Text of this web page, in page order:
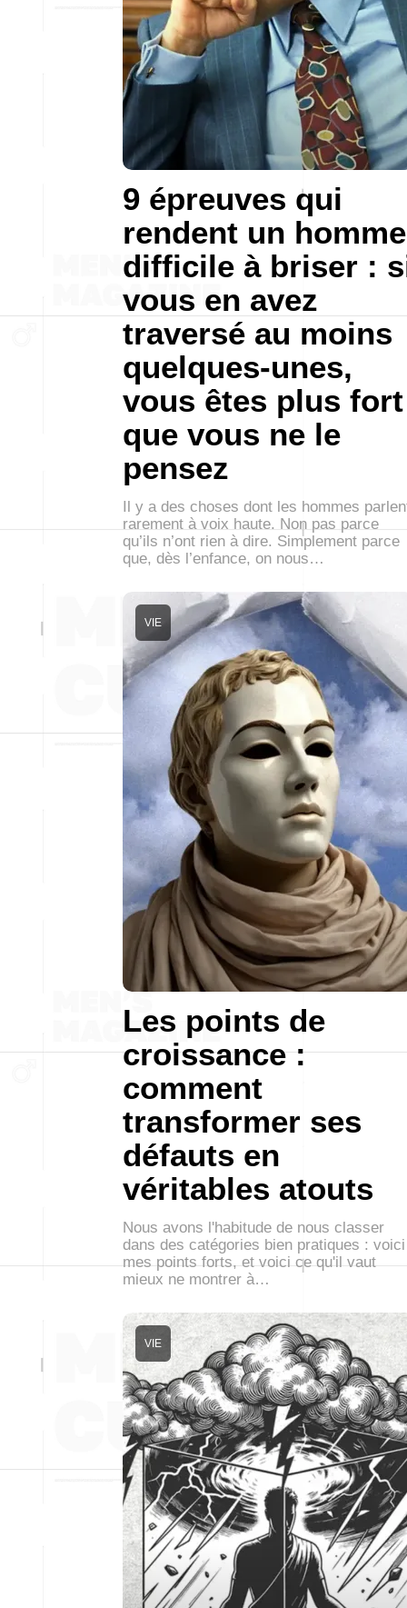
9 épreuves qui
rendent un homme
difficile à briser :
vous en avez
traversé au moins
quelques-unes,
vous êtes plus fort
que vous ne le
pensez
Il y a des choses dont les hommes
rarement à voix haute. Non pas parce
qu’ils n’ont rien à dire. Simplement parce
que, dès l’enfance, on nous…
Les points de
croissance :
comment
transformer ses
défauts en
véritables atouts
VIE
Nous avons l'habitude de nous classer
dans des catégories bien pratiques : voici
mes points forts, et voici ce qu'il vaut
mieux ne montrer à…
VIE